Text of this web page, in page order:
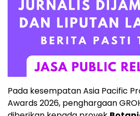
Pada kesempatan Asia Pacific
Awards 2026, penghargaan